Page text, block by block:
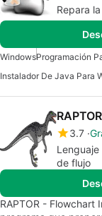
Repara
WindowsProgramación
Instalador De Java Para
3.7
de flujo
RAPTOR - Flowchart